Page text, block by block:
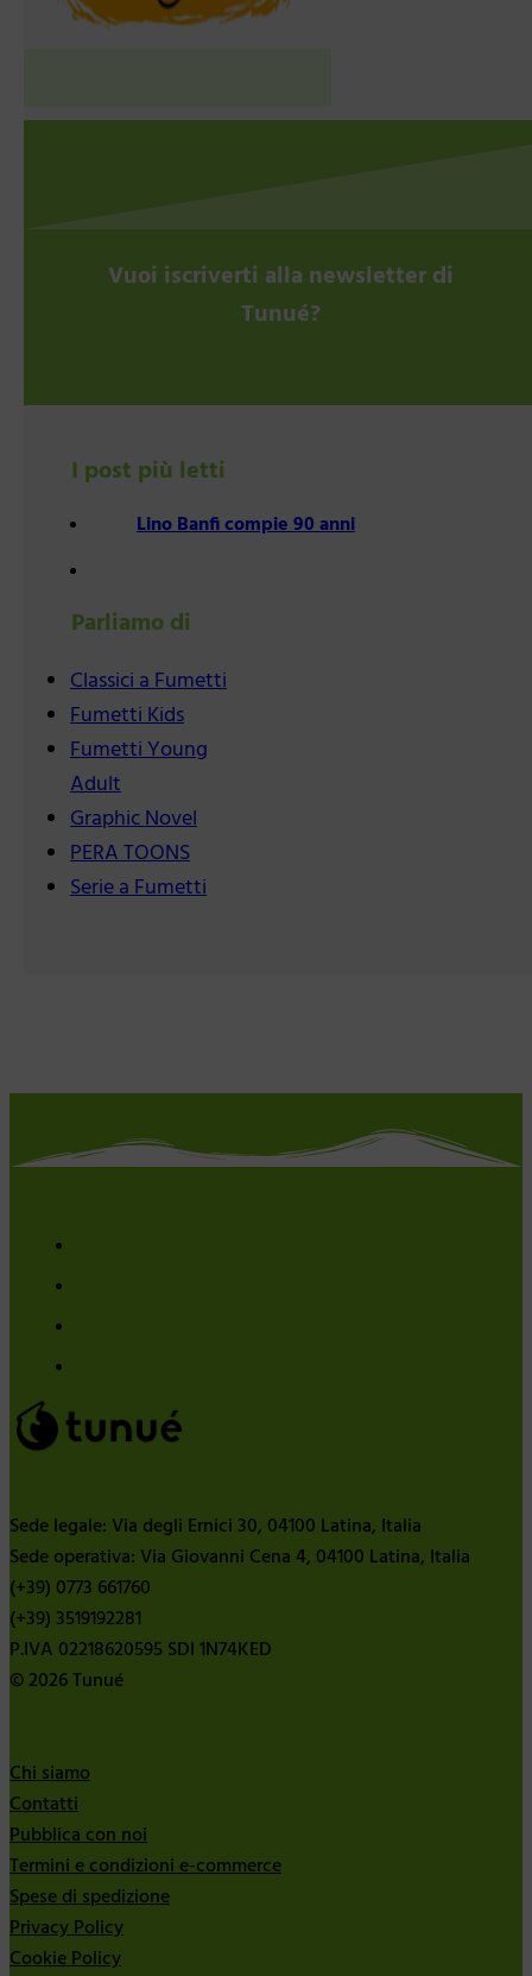
Vuoi iscriverti alla newsletter di
Tunué?
I post più letti
Lino Banfi compie 90 anni
Parliamo di
Classici a Fumetti
Fumetti Kids
Fumetti Young
Adult
Graphic Novel
PERA TOONS
Serie a Fumetti
Sede legale: Via degli Ernici 30, 04100 Latina, Italia
Sede operativa: Via Giovanni Cena 4, 04100 Latina, Italia
(+39) 0773 661760
(+39) 3519192281
P.IVA 02218620595 SDI 1N74KED
© 2026 Tunué
Chi siamo
Contatti
Pubblica con noi
Termini e condizioni e-commerce
Spese di spedizione
Privacy Policy
Cookie Policy